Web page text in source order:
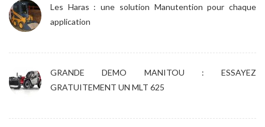
Les Haras : une solution Manutention pour chaque
application
GRANDE DEMO MANITOU : ESSAYEZ
GRATUITEMENT UN MLT 625